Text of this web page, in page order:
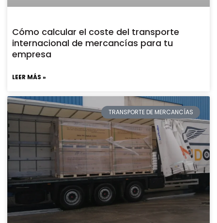
Cómo calcular el coste del transporte
internacional de mercancías para tu
empresa
LEER MÁS »
TRANSPORTE DE MERCANCÍAS